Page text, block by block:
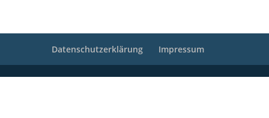
Datenschutzerklärung Impressum